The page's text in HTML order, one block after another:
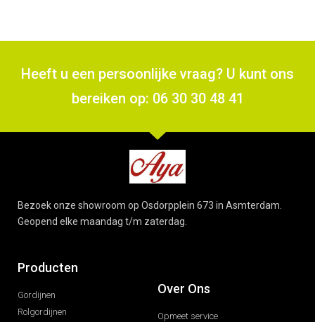
Heeft u een persoonlijke vraag? U kunt ons
bereiken op: 06 30 30 48 41
Bezoek onze showroom op Osdorpplein 673 in Asmterdam.
Geopend elke maandag t/m zaterdag.
Producten
Gordijnen
Rolgordijnen
Over Ons
Opmeet service